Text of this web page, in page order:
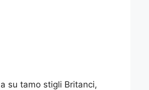
su tamo stigli Britanci,